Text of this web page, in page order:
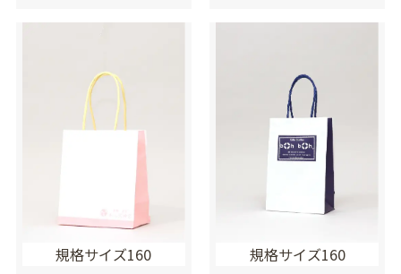
規格サイズ160 規格サイズ160